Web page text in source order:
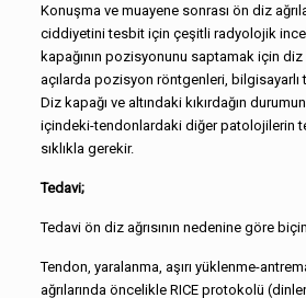
Konuşma ve muayene sonrası ön diz
ciddiyetini tesbit için çeşitli radyolojik
kapağının pozisyonunu saptamak için diz
açılarda pozisyon röntgenleri,
Diz kapağı ve altındaki kıkırdağın
içindeki-tendonlardaki diğer patolojilerin
sıklıkla gerekir.
Tedavi;
Tedavi ön diz ağrısının nedenine göre
Tendon, yaralanma, aşırı yüklenme-
ağrılarında öncelikle RICE protokolü